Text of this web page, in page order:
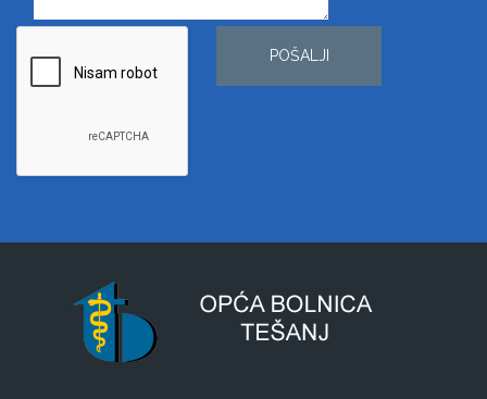
POŠALJI